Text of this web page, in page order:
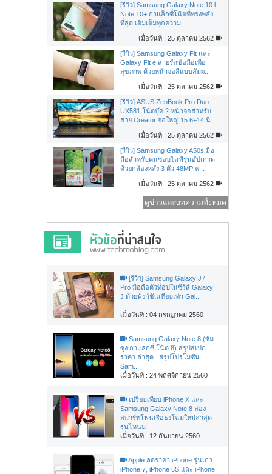
[รีวิว] Samsung Galaxy Note 10 l
Note 10+ กาแล็กซี่โน้ตที่ทรงพลัง
ที่สุด เติมเต็มทุกความ...
เมื่อวันที่ : 25 ตุลาคม 2562
[รีวิว] Samsung Galaxy Fit และ
Galaxy Fit e สายรัดข้อมือเพื่อ
สุขภาพ ด้วยหน้าจอสีแบบสัมผ...
เมื่อวันที่ : 25 ตุลาคม 2562
[รีวิว] ASUS ZenBook Pro Duo
UX581 โน้ตบุ๊ค 2 หน้าจอสำหรับ
สาย Creator จอใหญ่ 15.6+14 นิ...
เมื่อวันที่ : 25 ตุลาคม 2562
[รีวิว] Samsung Galaxy A50s มือ
ถือสำหรับคนชอบไลฟ์รุ่นอัปเกรด
ด้วยกล้องหลัง 3 ตัว 48MP พ...
เมื่อวันที่ : 25 ตุลาคม 2562
ดูข่าวและบทความทั้งหมด
[รีวิว] Samsung Galaxy J7
Pro มือถือตัวท็อปในซีรี่ส์ Galaxy
J ด้วยฟังก์ชันเทียบเท่า Gal...
เมื่อวันที่ : 04 กรกฏาคม 2560
Samsung Galaxy Note 8 (ซัม
ซุง กาแลกซี่ โน้ต 8) สรุปสเปก
ราคา ล่าสุด : สรุปโปรโมชั่น
Sam...
เมื่อวันที่ : 24 พฤศจิกายน 2560
เปรียบเทียบ iPhone X และ
Samsung Galaxy Note 8 สอง
สมาร์ทโฟนเรือธงโฉมใหม่ล่าสุด
รุ่นไหนม...
เมื่อวันที่ : 12 กันยายน 2560
Apple ลดราคา iPhone รุ่นเก่า
iPhone 7, iPhone 6S และ iPhone